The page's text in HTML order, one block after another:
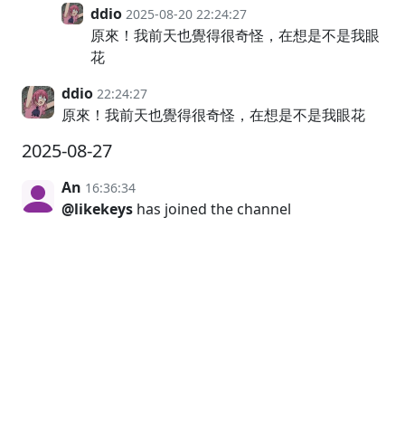
ddio 2025-08-20 22:24:27
原來！我前天也覺得很奇怪，在想是不是我眼
花
ddio 22:24:27
原來！我前天也覺得很奇怪，在想是不是我眼花
2025-08-27
An 16:36:34
@likekeys has joined the channel